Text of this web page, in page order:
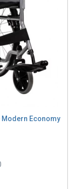
Modern Economy